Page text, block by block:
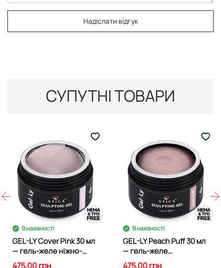
Надіслати відгук
СУПУТНІ ТОВАРИ
В наявності
GEL-LY Cover Pink 30 мл
— гель-желе ніжно-
рожевий
475,00 грн
В наявності
GEL-LY Peach Puff 30 мл
— гель-желе
персиковий-нюд
475,00 грн